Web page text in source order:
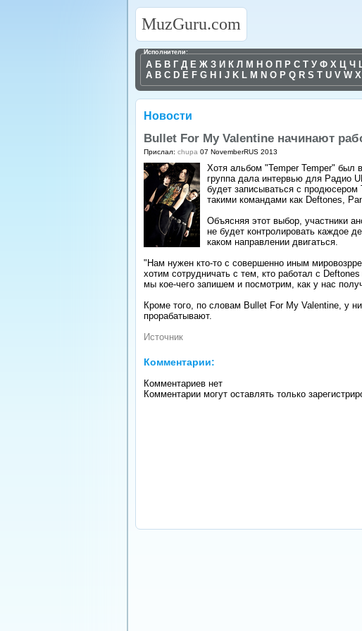
MuzGuru.com
Исполнители:
А Б В Г Д Е Ж З И К Л М Н О П Р С Т У Ф Х Ц Ч
A B C D E F G H J K L M N O P Q R S T U V W X
Новости
Bullet For My Valentine начинают
Прислал: chupa 07 NovemberRUS 2013
Хотя альбом "Temper Temper" был
группа дала интервью для Радио
будет записываться с продюсером
такими командами как Deftones,
Объясняя этот выбор, участники
не будет контролировать каждое
каком направлении двигаться.
"Нам нужен кто-то с совершенно иным
хотим сотрудничать с тем, кто работал с
мы кое-чего запишем и посмотрим, как у нас
Кроме того, по словам Bullet For My Valentine, у
прорабатывают.
Источник
Комментарии:
Комментариев нет
Комментарии могут оставлять только